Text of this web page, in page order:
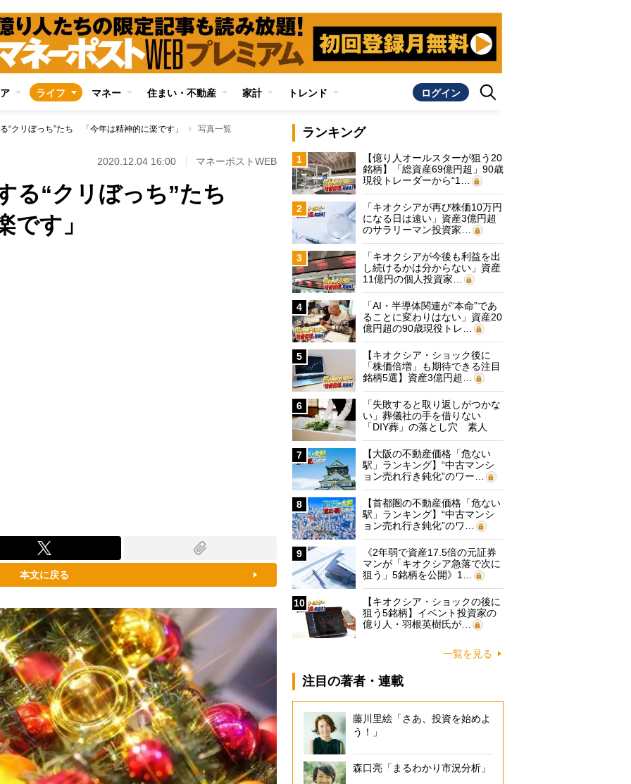
ライフ マネー 住まい・不動産 家計 トレンド ログイン
“クリぼっち”たち 「今年は精神的に楽です」 写真一覧
2020.12.04 16:00 マネーポストWEB
る“クリぼっち”たち
です」
本文に戻る
ランキング
1
【億り人オールスターが狙う20
銘柄】「総資産69億円超」90歳
現役トレーダーから“1…
2
「キオクシアが再び株価10万円
になる日は遠い」資産3億円超
のサラリーマン投資家…
3
「キオクシアが今後も利益を出
し続けるかは分からない」資産
11億円の個人投資家…
4
「AI・半導体関連が“本命”であ
ることに変わりはない」資産20
億円超の90歳現役トレ…
5
【キオクシア・ショック後に
「株価倍増」も期待できる注目
銘柄5選】資産3億円超…
6
「失敗すると取り返しがつかな
い」葬儀社の手を借りない
「DIY葬」の落とし穴 素人
に…
7
【大阪の不動産価格「危ない
駅」ランキング】“中古マンシ
ョン売れ行き鈍化”のワー…
8
【首都圏の不動産価格「危ない
駅」ランキング】“中古マンシ
ョン売れ行き鈍化”のワ…
9
《2年弱で資産17.5倍の元証券
マンが「キオクシア急落で次に
狙う」5銘柄を公開》1…
10
【キオクシア・ショックの後に
狙う5銘柄】イベント投資家の
億り人・羽根英樹氏が…
一覧を見る
注目の著者・連載
藤川里絵「さあ、投資を始めよ
う！」
森口亮「まるわかり市況分析」